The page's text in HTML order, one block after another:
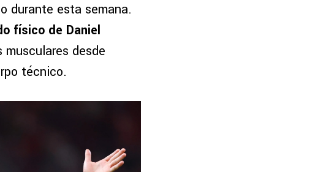
durante esta semana.
físico de Daniel
desde
técnico.